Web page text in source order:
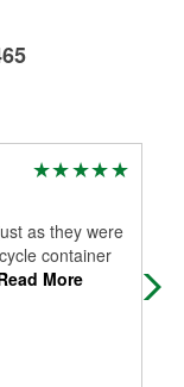
as they were
container
More